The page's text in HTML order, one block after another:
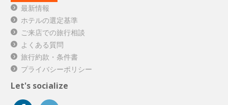
最新情報
ホテルの選定基準
ご来店での旅行相談
よくある質問
旅行約款・条件書
プライバシーポリシー
Let's socialize